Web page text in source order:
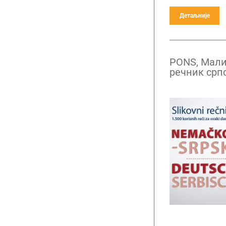
Детаљније
PONS,
речник